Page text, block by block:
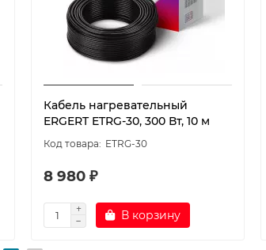
Кабель нагревательный
ERGERT ETRG-30, 300 Вт, 10 м
ETRG-30
8 980 ₽
В корзину